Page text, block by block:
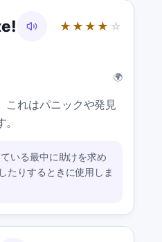
★★★★ ☆
🌍
これはパニックや発見
いる最中に助けを求め
たりするときに使用しま